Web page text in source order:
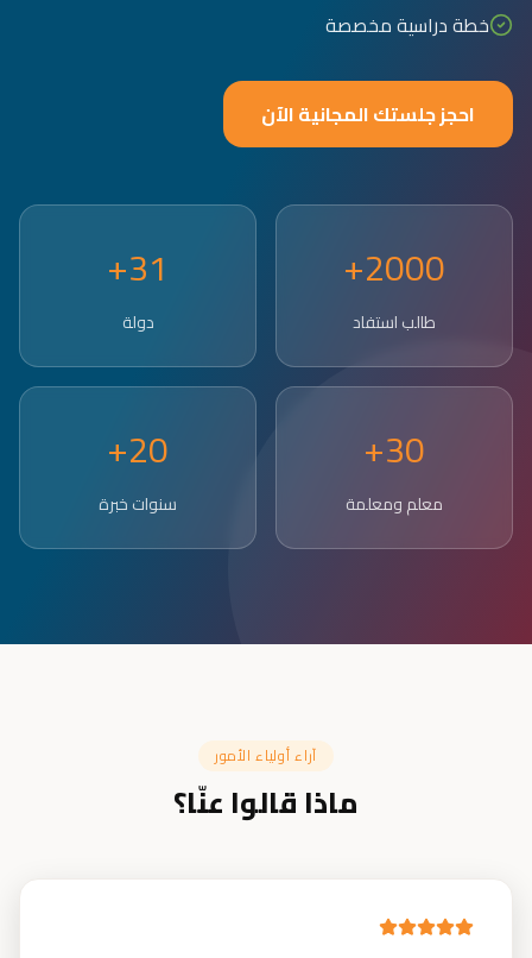
خطة دراسية مخصصة
احجز جلستك المجانية الآن
2000+
طالب استفاد
31+
دولة
30+
معلم ومعلمة
20+
سنوات خبرة
آراء أولياء الأمور
ماذا قالوا عنّا؟